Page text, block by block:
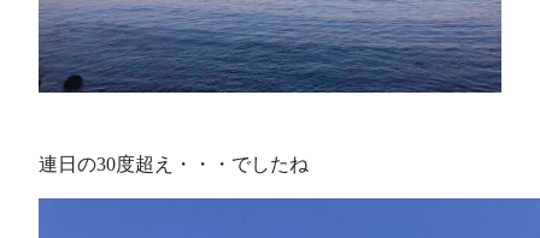
連日の30度超え・・・でしたね